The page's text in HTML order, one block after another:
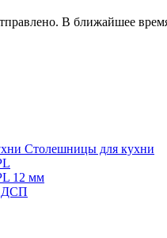
В ближайшее
Столешницы для кухни
12 мм
ДСП